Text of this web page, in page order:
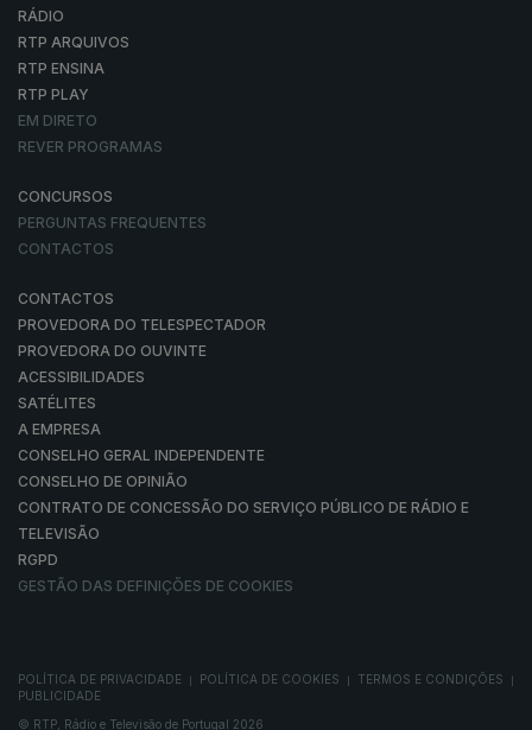
RÁDIO
RTP ARQUIVOS
RTP ENSINA
RTP PLAY
EM DIRETO
REVER PROGRAMAS
CONCURSOS
PERGUNTAS FREQUENTES
CONTACTOS
CONTACTOS
PROVEDORA DO TELESPECTADOR
PROVEDORA DO OUVINTE
ACESSIBILIDADES
SATÉLITES
A EMPRESA
CONSELHO GERAL INDEPENDENTE
CONSELHO DE OPINIÃO
CONTRATO DE CONCESSÃO DO SERVIÇO PÚBLICO DE RÁDIO E
TELEVISÃO
RGPD
GESTÃO DAS DEFINIÇÕES DE COOKIES
POLÍTICA DE PRIVACIDADE POLÍTICA DE COOKIES TERMOS E CONDIÇÕES
PUBLICIDADE
© RTP, Rádio e Televisão de Portugal 2026